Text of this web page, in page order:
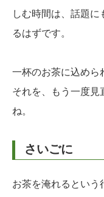
しむ時間は、話題
るはずです。
一杯のお茶に込めら
それを、もう一度見
ね。
さいごに
お茶を淹れるという